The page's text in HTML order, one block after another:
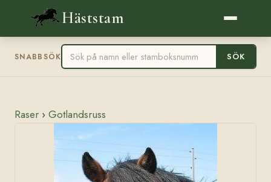
Häststam
SNABBSÖK SÖK
Raser › Gotlandsruss